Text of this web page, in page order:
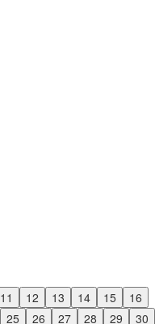
11 12 13 14 15
16
25 26 27 28 29
30